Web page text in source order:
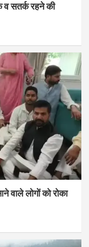
सतर्क रहने की
वाले लोगों को रोका